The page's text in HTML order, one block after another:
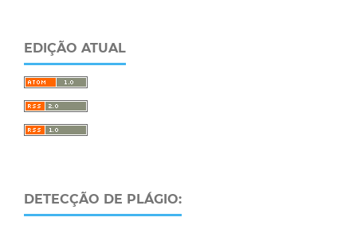
EDIÇÃO ATUAL
DETECÇÃO DE PLÁGIO: